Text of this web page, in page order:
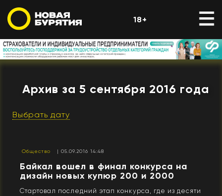
18+
Архив за 5 сентября 2016 года
Выбрать дату
Общество | 05.09.2016 14:48
Байкал вошел в финал конкурса на
дизайн новых купюр 200 и 2000
Стартовал последний этап конкурса, где из десяти